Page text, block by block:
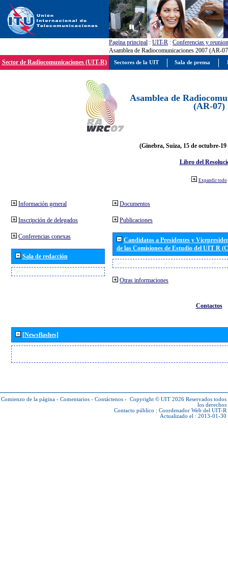
Pagína principal : UIT-R : Conferencias y
Asamblea de Radiocomunicaciones 2007 (AR-
Sector de Radiocomunicaciones (UIT-R)
Asamblea de
(AR-07)
(Ginebra, Suiza, 15 de octubre-19
Libro del
Expandir todo
Información general
Inscripción de delegados
Conferencias conexas
Sala de redacción
Documentos
Publicaciones
Candidatos a Presidentes y
de las Comisiones de Estudio del UIT R
Otras informaciones
Contactos
[Newsflashes]
Comienzo de la página - Comentarios - Contáctenos - Copyright © UIT 2026 Reservados todos
los derechos
Contacto público : Coordenador Web del UIT-R
Actualizado el : 2013-01-30
Sectores de la UIT Sala de prensa